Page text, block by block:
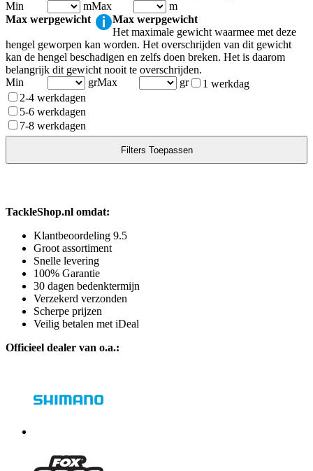
Min
mMax
m
Max werpgewicht
Max werpgewicht
Het maximale gewicht waarmee met deze
hengel geworpen kan worden. Het overschrijden van dit gewicht
kan de hengel beschadigen en zelfs doen breken. Het is daarom
belangrijk dit gewicht nooit te overschrijden.
Min
grMax gr
1 werkdag
2-4 werkdagen
5-6 werkdagen
7-8 werkdagen
TackleShop.nl omdat:
Klantbeoordeling 9.5
Groot assortiment
Snelle levering
100% Garantie
30 dagen bedenktermijn
Verzekerd verzonden
Scherpe prijzen
Veilig betalen met iDeal
Officieel dealer van o.a.: